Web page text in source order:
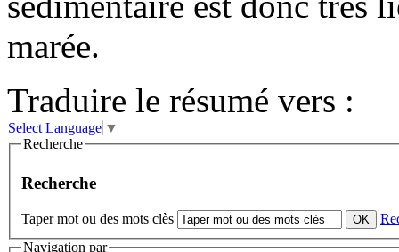
marée.
Traduire le résumé vers :
Select Language ▼
Recherche
Recherche
Taper mot ou des mots clès
Navigation par